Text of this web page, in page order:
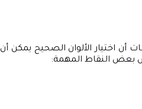
أن اختيار الألوان الصحيح يمكن أن
بعض النقاط المهمة: